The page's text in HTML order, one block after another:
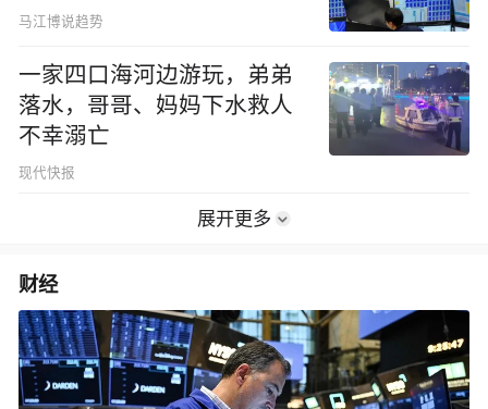
马江博说趋势
一家四口海河边游玩，弟弟
落水，哥哥、妈妈下水救人
不幸溺亡
现代快报
展开更多
财经